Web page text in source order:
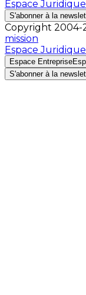
Espace
S'abonner à la
Copyright 2004-
mission
Espace
Espace Entreprise
S'abonner à la